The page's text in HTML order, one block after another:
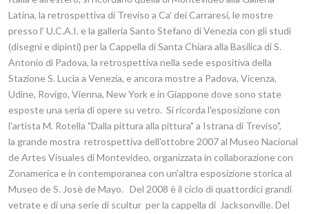
Latina, la retrospettiva di Treviso a Ca' dei Carraresí, le mostre
presso l' U.C.A.I. e la galleria Santo Stefano di Venezia con gli studi
(disegni e dipinti) per la Cappella di Santa Chiara alla Basilica di S.
Antonio di Padova, la retrospettiva nella sede espositiva della
Stazione S. Lucia a Venezia, e ancora mostre a Padova, Vicenza,
Udine, Rovigo, Vienna, New York e in Giappone dove sono state
esposte una seria di opere su vetro. Si ricorda l'esposizione con
l'artista M. Rotella "Dalla pittura alla pittura" a Istrana di Treviso",
la grande mostra retrospettiva dell'ottobre 2007 al Museo Nacional
de Artes Visuales di Montevideo, organizzata in collaborazione con
Zonamerica e in contemporanea con un'altra esposizione storica al
Museo de S. Josè de Mayo. Del 2008 è il ciclo di quattordici grandi
vetrate e di una serie di scultur per la cappella di Jacksonville. Del